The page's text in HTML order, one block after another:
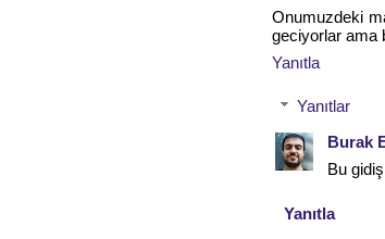
Onumuzdeki
geciyorlar ama
Yanıtla
Yanıtlar
Burak
Bu
Yanıtla